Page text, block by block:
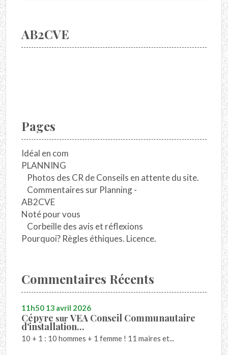
AB2CVE
Pages
Idéal en com
PLANNING
Photos des CR de Conseils en attente du site.
Commentaires sur Planning -
AB2CVE
Noté pour vous
Corbeille des avis et réflexions
Pourquoi? Règles éthiques. Licence.
Commentaires Récents
11h50 13 avril 2026
Cépyre surVEA Conseil Communautaire
d'installation...
10 + 1 : 10 hommes + 1 femme ! 11 maires et...